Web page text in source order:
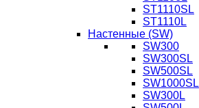
ST1110SL
ST1110L
Настенные (SW)
SW300
SW300SL
SW500SL
SW1000SL
SW300L